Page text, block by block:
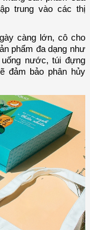
trung vào các thị
càng lớn, cô cho
phẩm đa dạng như
nước, túi đựng
đảm bảo phân hủy